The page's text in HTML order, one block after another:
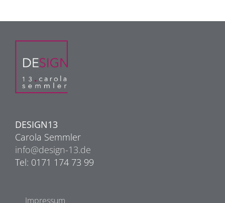
DESIGN13
Carola Semmler
info@design-13.de
Tel: 0171 174 73 99
Impressum